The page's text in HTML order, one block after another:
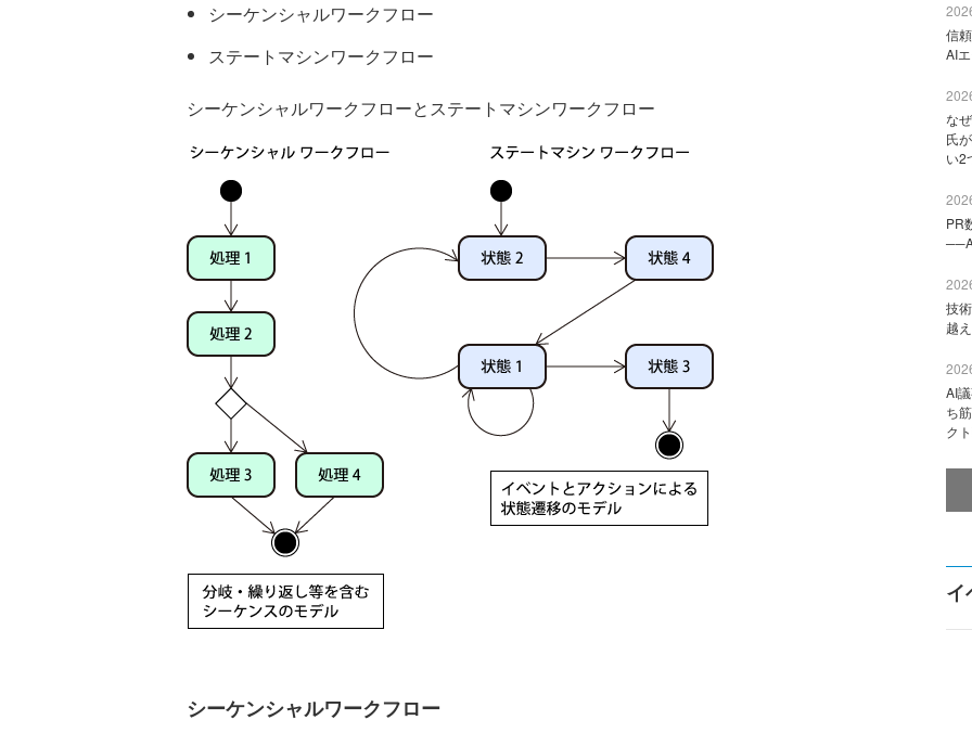
シーケンシャルワークフロー
ステートマシンワークフロー
シーケンシャルワークフローとステートマシンワークフロー
シーケンシャルワークフロー
信
AI
な
氏
い2
PR
技
越
AI
ち
ク
イ